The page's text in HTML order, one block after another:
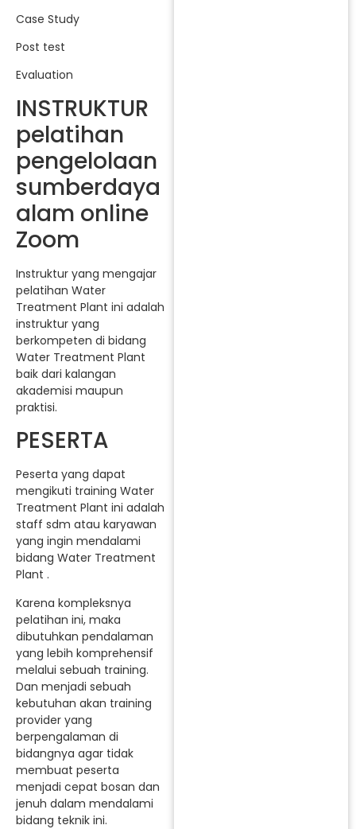
Case Study
Post test
Evaluation
INSTRUKTUR
pelatihan
pengelolaan
sumberdaya
alam online
Zoom
Instruktur yang mengajar
pelatihan Water
Treatment Plant ini adalah
instruktur yang
berkompeten di bidang
Water Treatment Plant
baik dari kalangan
akademisi maupun
praktisi.
PESERTA
Peserta yang dapat
mengikuti training Water
Treatment Plant ini adalah
staff sdm atau karyawan
yang ingin mendalami
bidang Water Treatment
Plant .
Karena kompleksnya
pelatihan ini, maka
dibutuhkan pendalaman
yang lebih komprehensif
melalui sebuah training.
Dan menjadi sebuah
kebutuhan akan training
provider yang
berpengalaman di
bidangnya agar tidak
membuat peserta
menjadi cepat bosan dan
jenuh dalam mendalami
bidang teknik ini.